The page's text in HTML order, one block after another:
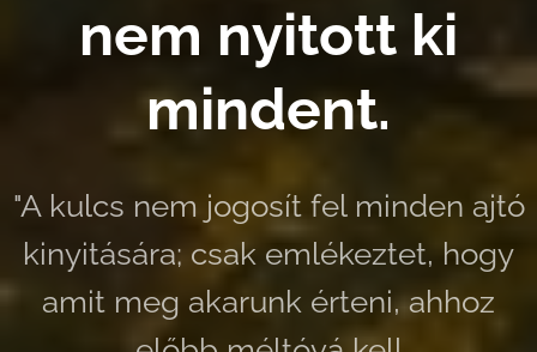
nem nyitott ki
mindent.
"A kulcs nem jogosít fel minden ajtó
kinyitására; csak emlékeztet, hogy
amit meg akarunk érteni, ahhoz